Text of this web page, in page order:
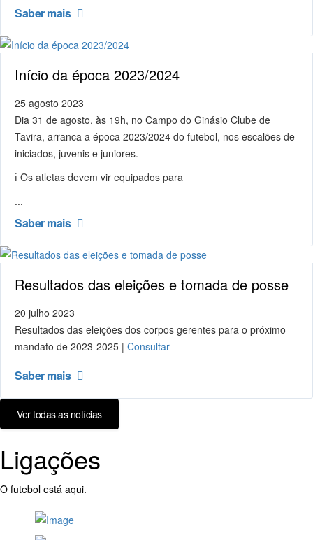
Saber mais
Início da época 2023/2024
25 agosto 2023
Dia 31 de agosto, às 19h, no Campo do Ginásio Clube de
Tavira, arranca a época 2023/2024 do futebol, nos escalões de
iniciados, juvenis e juniores.
ℹ️ Os atletas devem vir equipados para
...
Saber mais
Resultados das eleições e tomada de posse
20 julho 2023
Resultados das eleições dos corpos gerentes para o próximo
mandato de 2023-2025 | Consultar
Saber mais
Ver todas as notícias
Ligações
O futebol está aqui.